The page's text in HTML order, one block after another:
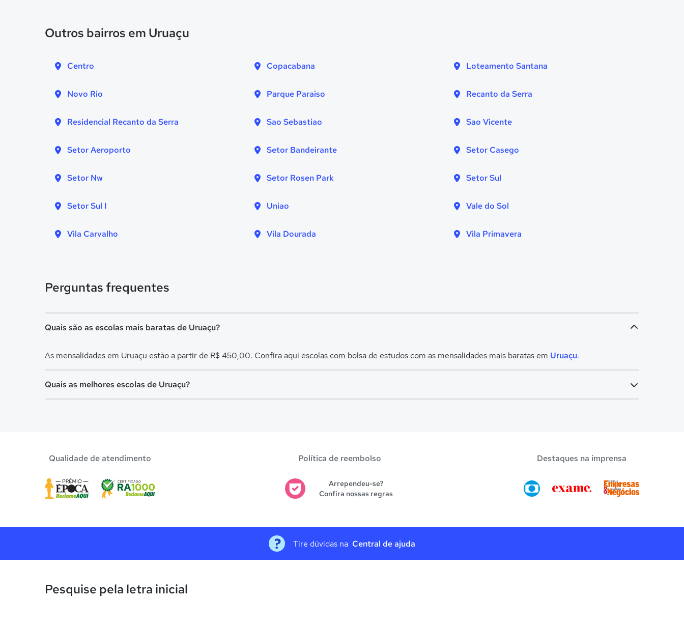
Outros bairros em Uruaçu
Centro Copacabana Loteamento Santana
Novo Rio Parque Paraiso Recanto da Serra
Residencial Recanto da Serra Sao Sebastiao Sao Vicente
Setor Aeroporto Setor Bandeirante Setor Casego
Setor Nw Setor Rosen Park Setor Sul
Setor Sul I Uniao Vale do Sol
Vila Carvalho Vila Dourada Vila Primavera
Perguntas frequentes
Quais são as escolas mais baratas de Uruaçu?
As mensalidades em Uruaçu estão a partir de R$ 450,00. Confira aqui escolas com bolsa de estudos com as mensalidades mais baratas em Uruaçu.
Quais as melhores escolas de Uruaçu?
Qualidade de atendimento Política de reembolso
Arrependeu-se?
Confira nossas regras
Destaques na imprensa
Tire dúvidas na Central de ajuda
Pesquise pela letra inicial